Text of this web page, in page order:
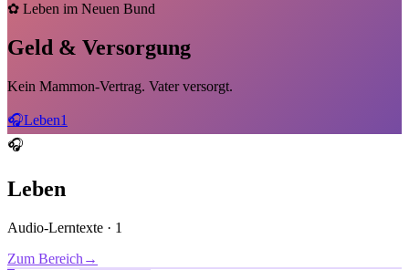
✿ Leben im Neuen Bund
Geld & Versorgung
Kein Mammon-Vertrag. Vater versorgt.
🎧Leben1
🎧
Leben
Audio-Lerntexte · 1
Zum Bereich →